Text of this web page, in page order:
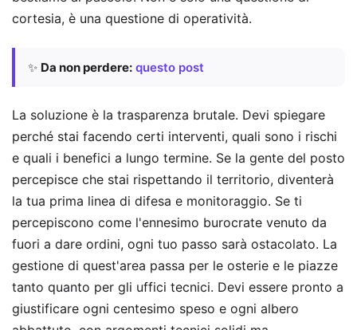
cortesia, è una questione di operatività.
✨ Da non perdere: questo post
La soluzione è la trasparenza brutale. Devi spiegare
perché stai facendo certi interventi, quali sono i rischi
e quali i benefici a lungo termine. Se la gente del posto
percepisce che stai rispettando il territorio, diventerà
la tua prima linea di difesa e monitoraggio. Se ti
percepiscono come l'ennesimo burocrate venuto da
fuori a dare ordini, ogni tuo passo sarà ostacolato. La
gestione di quest'area passa per le osterie e le piazze
tanto quanto per gli uffici tecnici. Devi essere pronto a
giustificare ogni centesimo speso e ogni albero